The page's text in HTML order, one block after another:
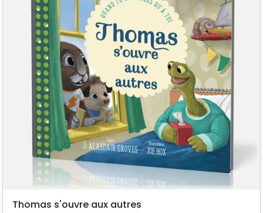
Thomas s'ouvre aux autres